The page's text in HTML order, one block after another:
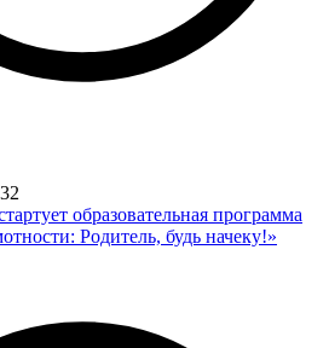
образовательная программа
Родитель, будь начеку!»